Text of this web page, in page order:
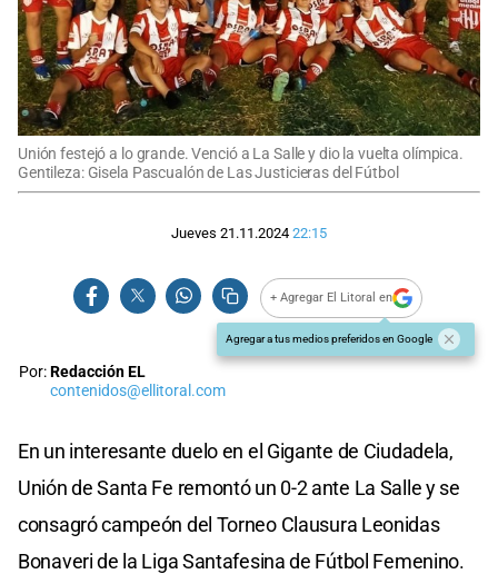
Unión festejó a lo grande. Venció a La Salle y dio la vuelta olímpica.
Gentileza: Gisela Pascualón de Las Justicieras del Fútbol
Jueves 21.11.2024 22:15
+ Agregar El Litoral en
Agregar a tus medios preferidos en Google
Por:Redacción EL
contenidos@ellitoral.com
En un interesante duelo en el Gigante de Ciudadela,
Unión de Santa Fe remontó un 0-2 ante La Salle y se
consagró campeón del Torneo Clausura Leonidas
Bonaveri de la Liga Santafesina de Fútbol Femenino.